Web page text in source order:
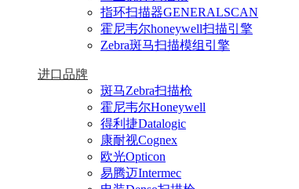
指环扫描器GENERALSCAN
霍尼韦尔honeywell扫描引擎
Zebra斑马扫描模组引擎
进口品牌
斑马Zebra扫描枪
霍尼韦尔Honeywell
得利捷Datalogic
康耐视Cognex
欧光Opticon
易腾迈Intermec